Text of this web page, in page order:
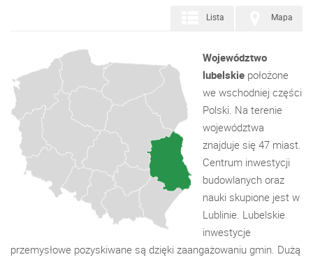
Mapa
Lista
Województwo
lubelskie położone
we wschodniej części
Polski. Na terenie
województwa
znajduje się 47 miast.
Centrum inwestycji
budowlanych oraz
nauki skupione jest w
Lublinie. Lubelskie
inwestycje
przemysłowe pozyskiwane są dzięki zaangażowaniu gmin. Dużą